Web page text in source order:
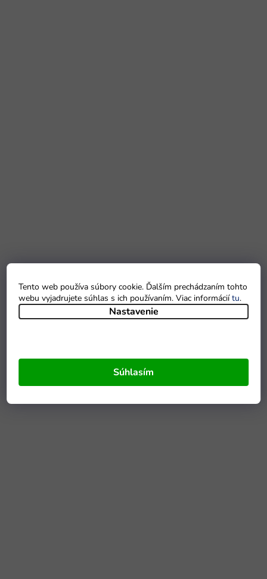
Tento web používa súbory cookie. Ďalším prechádzaním tohto
webu vyjadrujete súhlas s ich používaním. Viac informáciítu.
Nastavenie
Súhlasím